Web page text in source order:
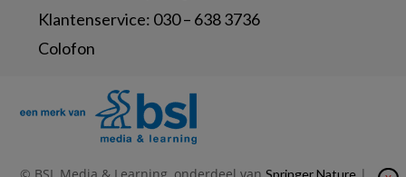
Klantenservice: 030 – 638 3736
Colofon